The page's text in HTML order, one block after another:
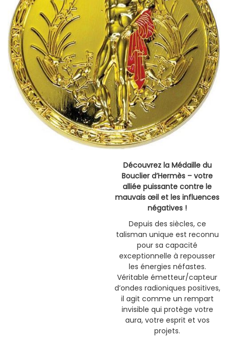
Découvrez la Médaille du
Bouclier d’Hermès – votre
alliée puissante contre le
mauvais œil et les influences
négatives !
Depuis des siècles, ce
talisman unique est reconnu
pour sa capacité
exceptionnelle à repousser
les énergies néfastes.
Véritable émetteur/capteur
d’ondes radioniques positives,
il agit comme un rempart
invisible qui protège votre
aura, votre esprit et vos
projets.